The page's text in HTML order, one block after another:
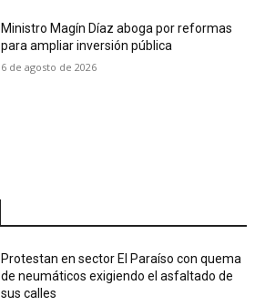
Ministro Magín Díaz aboga por reformas
para ampliar inversión pública
6 de agosto de 2026
Protestan en sector El Paraíso con quema
de neumáticos exigiendo el asfaltado de
sus calles